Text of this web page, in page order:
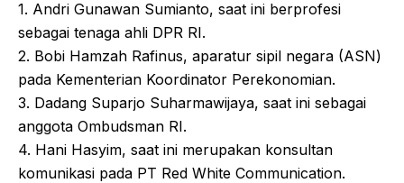
1. Andri Gunawan Sumianto, saat ini berprofesi
sebagai tenaga ahli DPR RI.
2. Bobi Hamzah Rafinus, aparatur sipil negara (ASN)
pada Kementerian Koordinator Perekonomian.
3. Dadang Suparjo Suharmawijaya, saat ini sebagai
anggota Ombudsman RI.
4. Hani Hasyim, saat ini merupakan konsultan
komunikasi pada PT Red White Communication.